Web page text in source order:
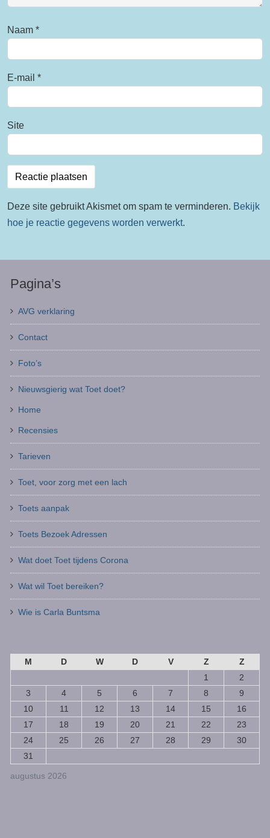
Naam *
E-mail *
Site
Deze site gebruikt Akismet om spam te verminderen. Bekijk
hoe je reactie gegevens worden verwerkt.
Pagina’s
AVG verklaring
Contact
Foto’s
Nieuwsgierig wat Toet doet?
Home
Recensies
Tarieven
Toet, voor zorg met een lach
Toets aanpak
Toets Bezoek Adressen
Wat doet Toet tijdens Corona
Wat wil Toet bereiken?
Wie is Carla Buntsma
augustus 2026
M D W D V Z
Z
1
2
3
4 5 6 7 8
9
10
11 12 13 14 15
16
17
18 19 20 21 22
23
24
25 26 27 28 29
30
31